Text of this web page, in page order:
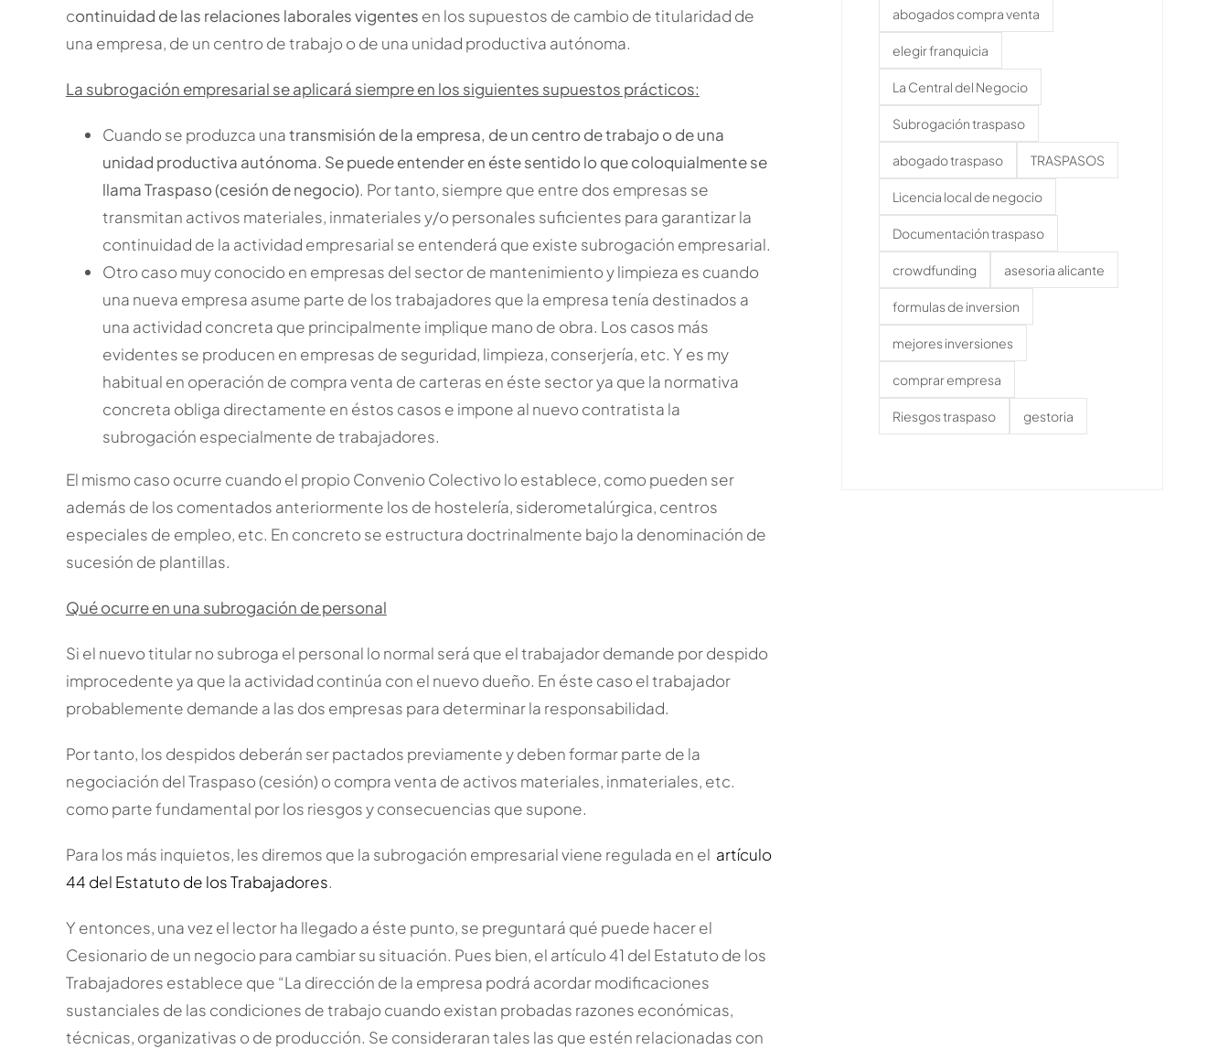
continuidad de las relaciones laborales vigentes en los supuestos de cambio de titularidad de
una empresa, de un centro de trabajo o de una unidad productiva autónoma.
La subrogación empresarial se aplicará siempre en los siguientes supuestos prácticos:
Cuando se produzca unatransmisión de la empresa, de un centro de trabajo o de una
unidad productiva autónoma. Se puede entender en éste sentido lo que coloquialmente se
llama Traspaso (cesión de negocio). Por tanto, siempre que entre dos empresas se
transmitan activos materiales, inmateriales y/o personales suficientes para garantizar la
continuidad de la actividad empresarial se entenderá que existe subrogación empresarial.
Otro caso muy conocido en empresas del sector de mantenimiento y limpieza es cuando
una nueva empresa asume parte de los trabajadores que la empresa tenía destinados a
una actividad concreta que principalmente implique mano de obra. Los casos más
evidentes se producen en empresas de seguridad, limpieza, conserjería, etc. Y es my
habitual en operación de compra venta de carteras en éste sector ya que la normativa
concreta obliga directamente en éstos casos e impone al nuevo contratista la
subrogación especialmente de trabajadores.
El mismo caso ocurre cuando el propio Convenio Colectivo lo establece, como pueden ser
además de los comentados anteriormente los de hostelería, siderometalúrgica, centros
especiales de empleo, etc. En concreto se estructura doctrinalmente bajo la denominación de
sucesión de plantillas.
Qué ocurre en una subrogación de personal
Si el nuevo titular no subroga el personal lo normal será que el trabajador demande por despido
improcedente ya que la actividad continúa con el nuevo dueño. En éste caso el trabajador
probablemente demande a las dos empresas para determinar la responsabilidad.
Por tanto, los despidos deberán ser pactados previamente y deben formar parte de la
negociación del Traspaso (cesión) o compra venta de activos materiales, inmateriales, etc.
como parte fundamental por los riesgos y consecuencias que supone.
Para los más inquietos, les diremos que la subrogación empresarial viene regulada en el artículo
44 del Estatuto de los Trabajadores.
Y entonces, una vez el lector ha llegado a éste punto, se preguntará qué puede hacer el
Cesionario de un negocio para cambiar su situación. Pues bien, el artículo 41 del Estatuto de los
Trabajadores establece que “La dirección de la empresa podrá acordar modificaciones
sustanciales de las condiciones de trabajo cuando existan probadas razones económicas,
técnicas, organizativas o de producción. Se consideraran tales las que estén relacionadas con
abogados compra venta
elegir franquicia
La Central del Negocio
Subrogación traspaso
abogado traspaso TRASPASOS
Licencia local de negocio
Documentación traspaso
crowdfunding asesoria alicante
formulas de inversion
mejores inversiones
comprar empresa
Riesgos traspaso gestoria